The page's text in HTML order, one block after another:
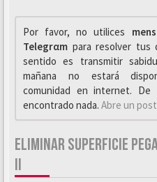
Por favor, no utilices
Telegrαm para resolver tus
sentido es transmitir
mañana no estará
comunidad en internet.
encontrado nada. Abre un
ELIMINAR SUPERFICIE
II